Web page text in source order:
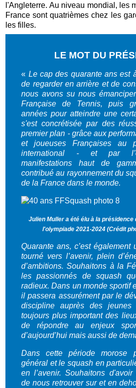
l'Angleterre. Au niveau mondial, les
France sont quatrièmes chez les
les filles.
LE MOT DU
« Le cap des quarante ans est
de regarder en arrière et de
nous avons su nous
Française de Tennis, puis
années pour atteindre une
s'est concrétisée par des
premier plan - grâce aux
et joueuses Françaises au
international - et par
manifestations haut de
contribué au rayonnement du
de la France dans le monde.
Julien Muller a été élu à la présidence
l'olympiade 2021-2024 (Crédit
Quarante ans, c’est également
tourné vers l’avenir, plein
d’ambitions. Souhaitons à la
les passionnés de squash
radieux. Dans un monde sportif
il passera assurément par le
discipline auprès des
toujours plus important des
de répondre au enjeux
d’aujourd’hui mais aussi de
Dans cette période morose
général et le squash en
en l’avenir. Souhaitons d'avoir
de nous retrouver sur et en